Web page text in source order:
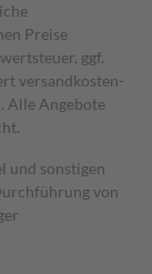
Preise
ggf.
versand­kosten­
Alle Angebote
und sonstigen
von